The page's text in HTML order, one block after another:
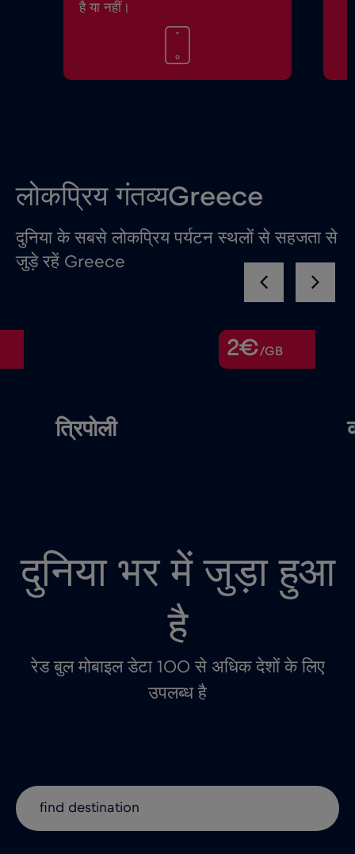
है या नहीं।
लोकप्रिय गंतव्यGreece
दुनिया के सबसे लोकप्रिय पर्यटन स्थलों से सहजता से
जुड़े रहें Greece
2€/GB
त्रिपोली
दुनिया भर में जुड़ा हुआ
है
रेड बुल मोबाइल डेटा 100 से अधिक देशों के लिए
उपलब्ध है